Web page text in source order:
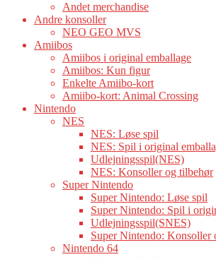
Andet merchandise
Andre konsoller
NEO GEO MVS
Amiibos
Amiibos i original emballage
Amiibos: Kun figur
Enkelte Amiibo-kort
Amiibo-kort: Animal Crossing
Nintendo
NES
NES: Løse spil
NES: Spil i original
Udlejningsspil(NES)
NES: Konsoller og tilbehør
Super Nintendo
Super Nintendo: Løse spil
Super Nintendo: Spil i
Udlejningsspil(SNES)
Super Nintendo: Konsoller
Nintendo 64